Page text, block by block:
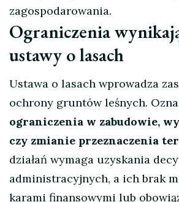
zagospodarowania.
Ograniczenia
ustawy o lasach
Ustawa o lasach wprowadza
ochrony gruntów leśnych.
ograniczenia w zabudowie,
czy zmianie przeznaczenia
działań wymaga uzyskania
administracyjnych, a ich brak
karami finansowymi lub